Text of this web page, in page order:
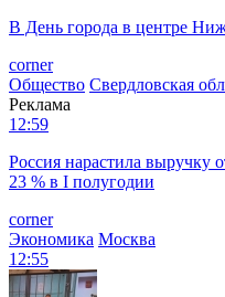
В День города в центре
corner
Общество Свердловская
Реклама
12:59
Россия нарастила выручку
23 % в I полугодии
corner
Экономика Москва
12:55